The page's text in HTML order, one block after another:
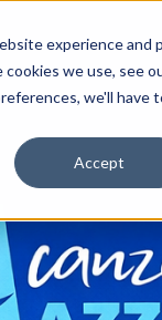
experience and
we use, see
we'll have
Accept